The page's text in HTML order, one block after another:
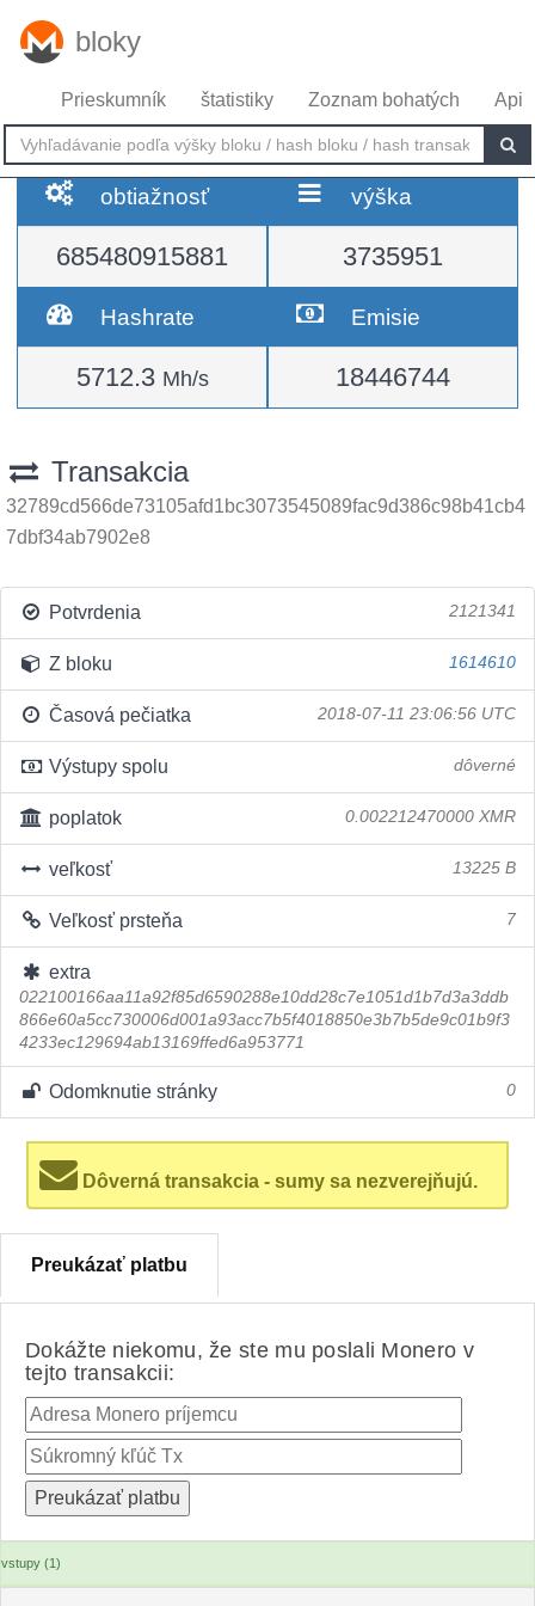
bloky
Prieskumník štatistiky Zoznam bohatých Api
obtiažnosť
685480915881
výška
3735951
Hashrate
5712.3 Mh/s
Emisie
18446744
Transakcia
32789cd566de73105afd1bc3073545089fac9d386c98b41cb4
7dbf34ab7902e8
Potvrdenia 2121341
Z bloku 1614610
Časová pečiatka 2018-07-11 23:06:56 UTC
Výstupy spolu dôverné
poplatok 0.002212470000 XMR
veľkosť 13225 B
Veľkosť prsteňa 7
extra
022100166aa11a92f85d6590288e10dd28c7e1051d1b7d3a3ddb
866e60a5cc730006d001a93acc7b5f4018850e3b7b5de9c01b9f3
4233ec129694ab13169ffed6a953771
Odomknutie stránky 0
Dôverná transakcia - sumy sa nezverejňujú.
Preukázať platbu
Dokážte niekomu, že ste mu poslali Monero v
tejto transakcii:
vstupy (1)